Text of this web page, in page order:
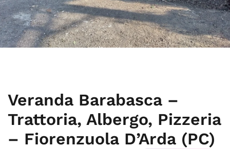
Veranda Barabasca –
Trattoria, Albergo, Pizzeria
– Fiorenzuola D’Arda (PC)